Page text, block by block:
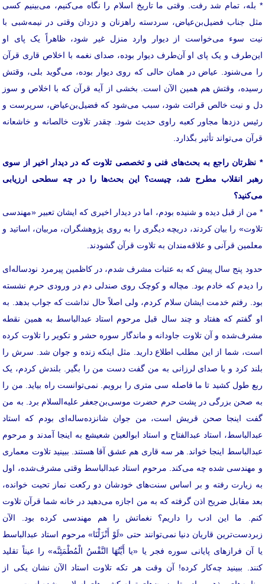
* بله، تمام شد رفت. وقتی ما تاریخ اسلام را نگاه می‌کنیم، می‌بینیم کسی
مثل جناب فضیل‌بن‌عیاض، سردسته‌ راهزنان و دزدان وقتی در نیمه‌شبی با
نیت سوء می‌خواست از دیوار وارد منزل غیر شود، ظاهراً یک پای او
این‌طرف و یک پای او آن‌طرف دیوار بوده، صدای نغمه‌ با اخلاص قاری قرآن
را می‌شنود. عیاض در همان حالی که روی دیوار بوده، می‌گوید بلی، وقتش
رسیده، وقتش هم همین الآن است. بخشی از آیه‌ قرآن که با اخلاص و سوز
دل و نیت خالص قرائت شود، سبب می‌شود که فضیل‌بن‌عیاض، سرپرست و
رئیس دزدها مجاور کعبه راوی حدیث شود. چقدر تلاوت خالصانه و خاشعانه
قرآن می‌تواند تأثیر بگذارد.
* نظرتان راجع به بحث‌های فنی و تخصصی تلاوت که در دیدار اخیر از سوی
رهبر انقلاب مطرح شد، چیست؟ این بحث‌ها را در چه سطحی ارزیابی
می‌کنید؟
* من از قبل دیده و شنیده بودم، اما در دیدار اخیری که ایشان تعبیر «مهندسی
تلاوت» را بیان کردند، دریچه‌ دیگری را به روی پژوهشگران، مربیان، اساتید و
معلمین قرآنی و علاقه‌مندان به تلاوت قرآن گشودند.
حدود پنج سال پیش که به عتبات مشرف شدم، در کاظمین پیرمرد نودساله‌ای
را دیدم که خادم بود. مچاله و کوچک روی صندلی دم در ورودی حرم نشسته
بود. رفتم خدمت ایشان سلام کردم، ولی اصلاً حال نداشت که جواب بدهد. به
او گفتم که هفتاد و چند سال قبل مرحوم استاد عبدالباسط به همین نقطه
مشرف‌شده و آن تلاوت جاودانه‌ و ماندگار سوره حشر و تکویر را تلاوت کرده
است، شما از این مطلب اطلاع دارید. مثل اینکه زنده و جوان شد. سرش را
بلند کرد و با صدای لرزانی به من گفت دست من را بگیر. بلندش کردم، یک
ربع طول کشید تا ما فاصله‌ سی متری را برویم. نمی‌توانست راه بیاید. من را
به صحن بزرگی در پشت حرم حضرت موسی‌بن‌جعفر علیه‌السلام برد. به من
گفت اینجا صحن قریش است، من جوان شانزده‌ساله‌ای بودم که استاد
عبدالباسط، استاد عبدالفتاح و استاد ابوالعین شعیشع به اینجا آمدند و مرحوم
عبدالباسط اینجا خواند. هر سه قاری هم عشق آقا هستند. ببینید تلاوت معماری
و مهندسی شده چه می‌کند. مرحوم استاد عبدالباسط وقتی مشرف‌شده، اول
به زیارت رفته و بر اساس سنت‌های خودشان دو رکعت نماز تحیت خوانده،
بعد مقابل ضریح اذن گرفته که به من اجازه می‌دهید در خانه‌ شما قرآن تلاوت
کنم. ما این ادب را داریم؟ نغماتش را هم مهندسی کرده بود. الآن
زبردست‌ترین قاریان دنیا نمی‌توانند حتی «لَوْ أَنْزَلْنَا» مرحوم استاد عبدالباسط
یا آن فرازهای پایانی سوره فجر یا «یا أَیَّتُهَا النَّفْسُ الْمُطْمَئِنَّه» را عیناً تقلید
کنند. ببینید چه‌کار کرده! آن وقت هر تکه‌ تلاوت استاد الآن نشان یکی از